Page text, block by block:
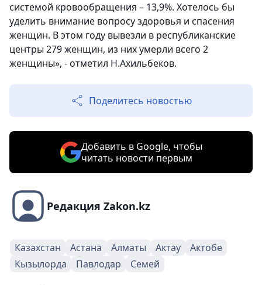
системой кровообращения – 13,9%. Хотелось бы
уделить внимание вопросу здоровья и спасения
женщин. В этом году вывезли в республиканские
центры 279 женщин, из них умерли всего 2
женщины», - отметил Н.Ахильбеков.
Поделитесь новостью
Добавить в Google, чтобы
читать новости первым
Редакция Zakon.kz
Казахстан Астана Алматы Актау
Актобе
Кызылорда
Павлодар Семей